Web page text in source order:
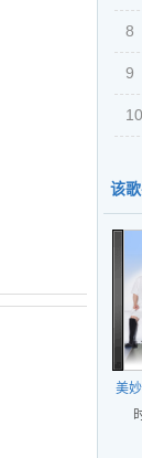
8
9
10
该
美